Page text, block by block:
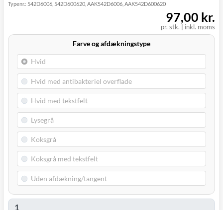
Typenr.: 542D6006, 542D600620, AAK542D6006, AAK542D600620
pr. stk. inkl. moms
97,00 kr.
Farve og afdækningstype